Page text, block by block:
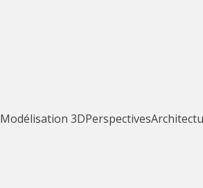
Modélisation 3DPerspectives